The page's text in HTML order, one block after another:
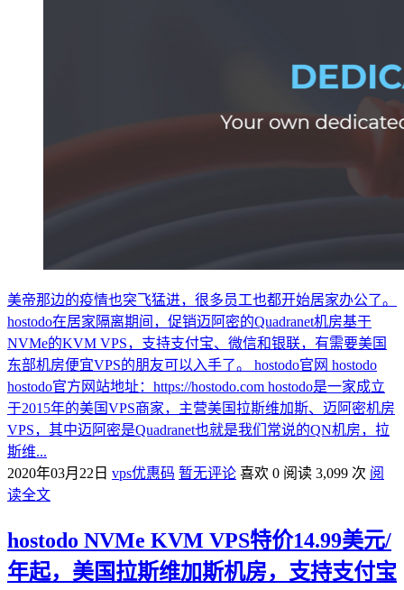
美帝那边的疫情也突飞猛进，很多员工也都开始居家办公了。
hostodo在居家隔离期间，促销迈阿密的Quadranet机房基于
NVMe的KVM VPS，支持支付宝、微信和银联，有需要美国
东部机房便宜VPS的朋友可以入手了。 hostodo官网 hostodo
hostodo官方网站地址：https://hostodo.com hostodo是一家成立
于2015年的美国VPS商家，主营美国拉斯维加斯、迈阿密机房
VPS，其中迈阿密是Quadranet也就是我们常说的QN机房，拉
斯维...
2020年03月22日 vps优惠码 暂无评论 喜欢 0 阅读 3,099 次 阅
读全文
hostodo NVMe KVM VPS特价14.99美元/
年起，美国拉斯维加斯机房，支持支付宝